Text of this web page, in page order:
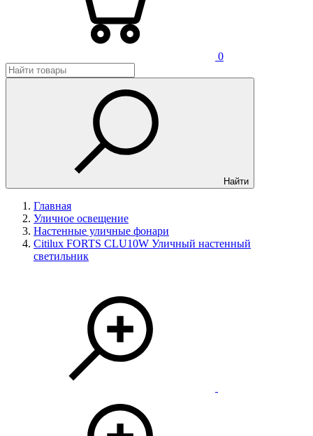
0
Найти
Главная
Уличное освещение
Настенные уличные фонари
Citilux FORTS CLU10W Уличный настенный
светильник